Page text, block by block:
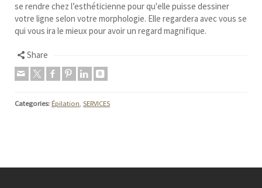
se rendre chez l’esthéticienne pour qu'elle puisse dessiner
votre ligne selon votre morphologie. Elle regardera avec vous se
qui vous ira le mieux pour avoir un regard magnifique.
Share
Categories: Épilation, SERVICES